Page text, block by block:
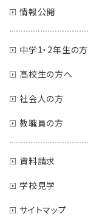
情報公開
中学1・2年生の方
高校生の方へ
社会人の方
教職員の方
資料請求
学校見学
サイトマップ